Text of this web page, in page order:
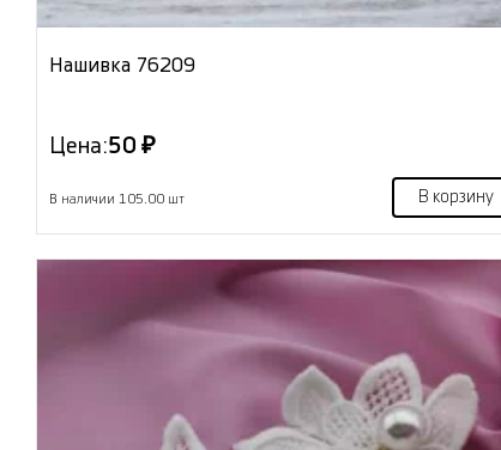
Нашивка 76209
Цена:50 ₽
В наличии 105.00 шт В корзину